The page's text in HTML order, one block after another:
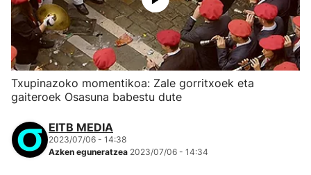
Txupinazoko momentikoa: Zale gorritxoek eta
gaiteroek Osasuna babestu dute
EITB MEDIA
2023/07/06 - 14:38
Azken eguneratzea 2023/07/06 - 14:34